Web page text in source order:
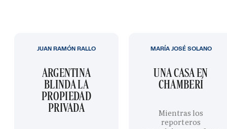
ARGENTINA
BLINDA LA
PROPIEDAD
PRIVADA
JUAN RAMÓN RALLO
UNA CASA EN
CHAMBERÍ
Mientras los
reporteros
MARÍA JOSÉ SOLANO